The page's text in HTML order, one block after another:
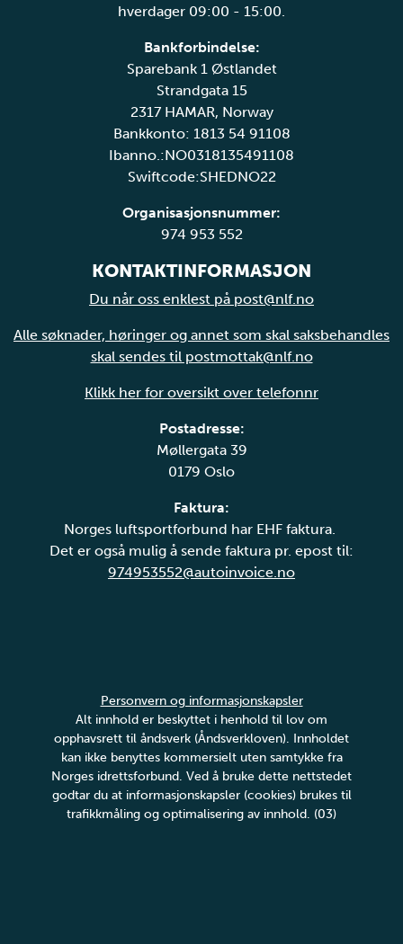
hverdager 09:00 - 15:00.
Bankforbindelse:
Sparebank 1 Østlandet
Strandgata 15
2317 HAMAR, Norway
Bankkonto: 1813 54 91108
Ibanno.:NO0318135491108
Swiftcode:SHEDNO22
Organisasjonsnummer:
974 953 552
KONTAKTINFORMASJON
Du når oss enklest på post@nlf.no
Alle søknader, høringer og annet som skal saksbehandles
skal sendes til postmottak@nlf.no
Klikk her for oversikt over telefonnr
Postadresse:
Møllergata 39
0179 Oslo
Faktura:
Norges luftsportforbund har EHF faktura.
Det er også mulig å sende faktura pr. epost til:
974953552@autoinvoice.no
Personvern og informasjonskapsler
Alt innhold er beskyttet i henhold til lov om
opphavsrett til åndsverk (Åndsverkloven). Innholdet
kan ikke benyttes kommersielt uten samtykke fra
Norges idrettsforbund. Ved å bruke dette nettstedet
godtar du at informasjonskapsler (cookies) brukes til
trafikkmåling og optimalisering av innhold. (03)